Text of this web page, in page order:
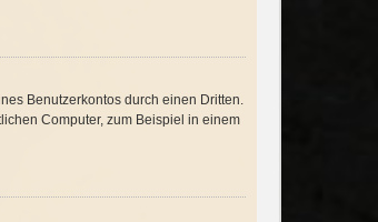
Benutzerkontos durch einen Dritten.
Computer, zum Beispiel in einem